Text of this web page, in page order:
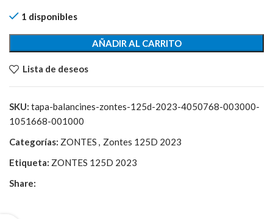
113,40€.
1 disponibles
AÑADIR AL CARRITO
Lista de deseos
SKU: tapa-balancines-zontes-125d-2023-4050768-003000-
1051668-001000
Categorías: ZONTES , Zontes 125D 2023
Etiqueta: ZONTES 125D 2023
Share: